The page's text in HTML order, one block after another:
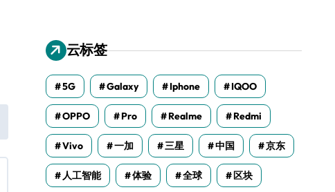
云标签
5G Galaxy Iphone IQOO
OPPO Pro Realme Redmi
Vivo 一加 三星 中国 京东
人工智能 体验 全球 区块